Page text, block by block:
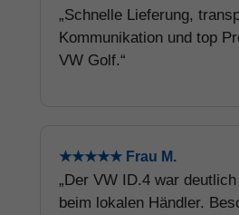
„Schnelle Lieferung,
Kommunikation und top
VW Golf.“
★★★★★ Frau M.
„Der VW ID.4 war
beim lokalen Händler.